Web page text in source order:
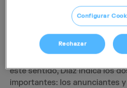
Alba Díaz señala que existen
el espacio publicitario digital.
propia especialidad y
tecnología o ambos. Antes de
este sentido, Díaz indica los
importantes: los anunciantes y
Configurar
Rechazar